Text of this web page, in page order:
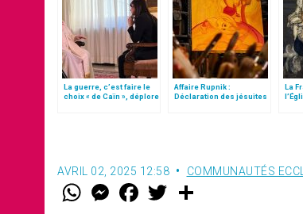
La guerre, c’est faire le
choix « de Caïn », déplore
Affaire Rupnik :
Déclaration des jésuites
La
AVRIL 02, 2025 12:58 COMMUNAUTÉS
W M
e
F
a w